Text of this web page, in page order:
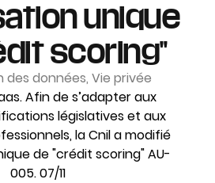
unique
scoring"
des données, Vie privée
Afin de s’adapter aux
législatives et aux
la Cnil a modifié
de "crédit scoring" AU-
005. 07/11